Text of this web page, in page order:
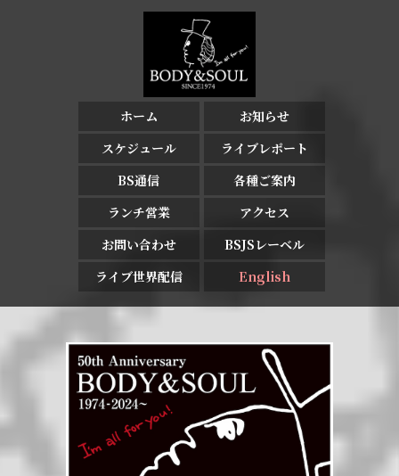
ホーム
お知らせ
スケジュール
ライブレポート
BS通信
各種ご案内
ランチ営業
アクセス
お問い合わせ
BSJSレーベル
ライブ世界配信
English